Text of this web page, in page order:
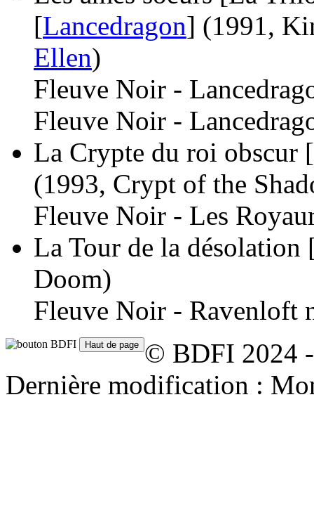
[Lancedragon] (1991,
Ellen)
Fleuve Noir -
Fleuve Noir -
La Crypte du roi obscur [
(1993, Crypt of the
Fleuve Noir - Les
La Tour de la désolation
Doom)
Fleuve Noir - Ravenloft
© BDFI 2024
Dernière modification :